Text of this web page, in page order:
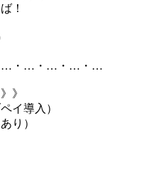
！
・…・…・…・…
》
イ導入）
り）